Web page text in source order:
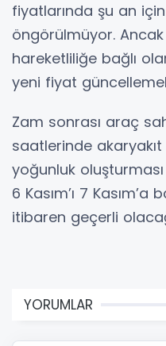
fiyatlarında şu an
öngörülmüyor.
hareketliliğe bağlı
yeni fiyat
Zam sonrası araç
saatlerinde
yoğunluk
6 Kasım’ı 7
itibaren geçerli
YORUMLAR